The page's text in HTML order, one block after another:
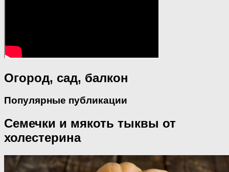
Огород, сад, балкон
Популярные публикации
Семечки и мякоть тыквы от
холестерина